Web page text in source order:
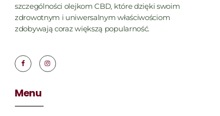
szczególności olejkom CBD, które dzięki swoim
zdrowotnym i uniwersalnym właściwościom
zdobywają coraz większą popularność.
Menu